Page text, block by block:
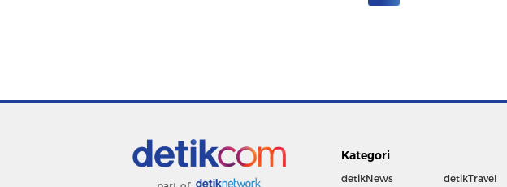
Kategori
detikNews
detikTravel